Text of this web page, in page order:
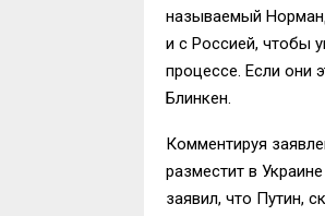
называемый
и с Россией, чтобы
процессе. Если они
Блинкен.
Комментируя
разместит в
заявил, что Путин,